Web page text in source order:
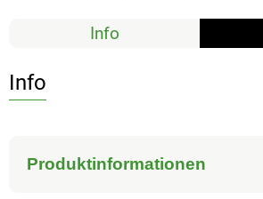
Info
Info
Produktinformationen